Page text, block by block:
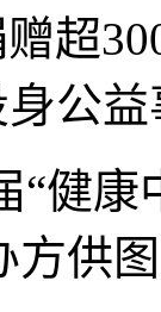
超
公
“健
方供图